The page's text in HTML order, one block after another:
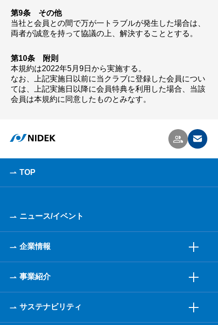
第9条 その他
当社と会員との間で万が一トラブルが発生した場合は、
両者が誠意を持って協議の上、解決することとする。
第10条 附則
本規約は2022年5月9日から実施する。
なお、上記実施日以前に当クラブに登録した会員につい
ては、上記実施日以降に会員特典を利用した場合、当該
会員は本規約に同意したものとみなす。
TOP
ニュース/イベント
企業情報
事業紹介
サステナビリティ